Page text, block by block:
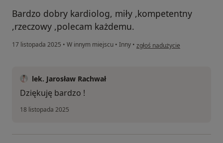
Bardzo dobry kardiolog, miły ,kompetentny
,rzeczowy ,polecam każdemu.
17 listopada 2025 • W innym miejscu • Inny • w opinii użytkownika Teresa
zgłoś nadużycie
lek. Jarosław Rachwał
Dziękuję bardzo !
18 listopada 2025